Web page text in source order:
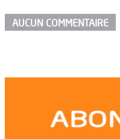
AUCUN COMMENTAIRE